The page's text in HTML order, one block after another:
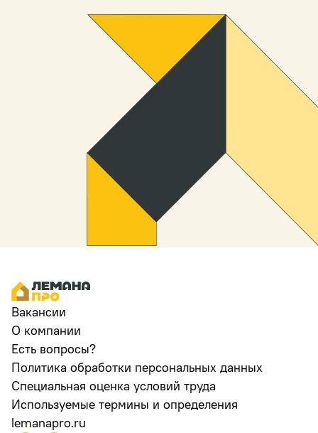
Вакансии
О компании
Есть вопросы?
Политика обработки персональных данных
Специальная оценка условий труда
Используемые термины и определения
lemanapro.ru